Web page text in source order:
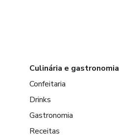
Culinária e gastronomia
Confeitaria
Drinks
Gastronomia
Receitas